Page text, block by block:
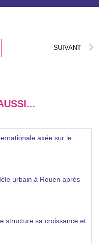
SUIVANT
axée sur le
urbain à Rouen après
structure sa croissance et